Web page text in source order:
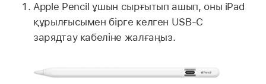
Apple Pencil ұшын сырғытып ашып, оны iPad
құрылғысымен бірге келген USB-C
зарядтау кабеліне жалғаңыз.